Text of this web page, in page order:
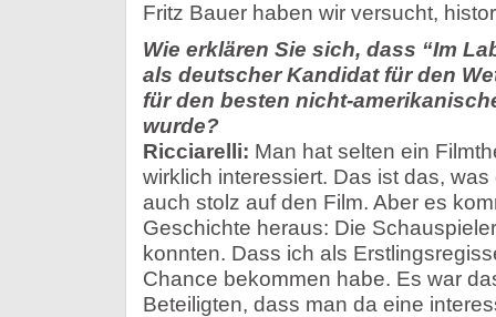
Fritz Bauer haben wir versucht,
Wie erklären Sie sich, dass “Im
als deutscher Kandidat für den
für den besten nicht-
wurde?
Ricciarelli: Man hat selten ein
wirklich interessiert. Das ist das,
auch stolz auf den Film. Aber es
Geschichte heraus: Die
konnten. Dass ich als
Chance bekommen habe. Es war
Beteiligten, dass man da eine